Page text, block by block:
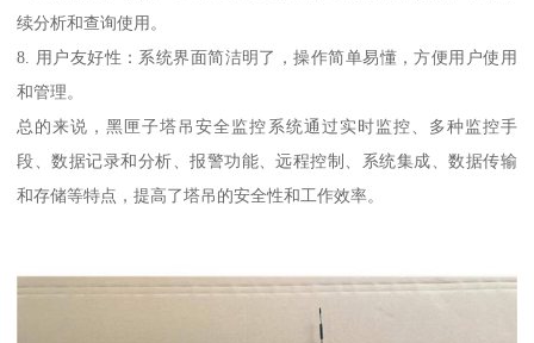
续分析和查询使用。
8. 用户友好性：系统界面简洁明了，操作简单易懂，方便用户使用
和管理。
总的来说，黑匣子塔吊安全监控系统通过实时监控、多种监控手
段、数据记录和分析、报警功能、远程控制、系统集成、数据传输
和存储等特点，提高了塔吊的安全性和工作效率。